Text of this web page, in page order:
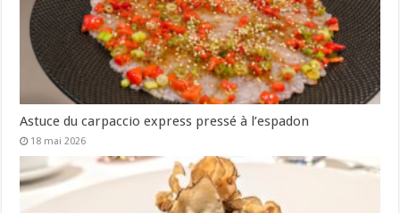
Astuce du carpaccio express pressé à l’espadon
18 mai 2026